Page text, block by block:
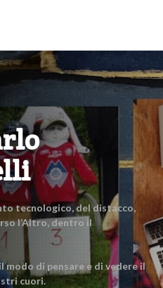
tecnologico, del distacco,
l’Altro, dentro il
modo di pensare e di vedere il
cuori.